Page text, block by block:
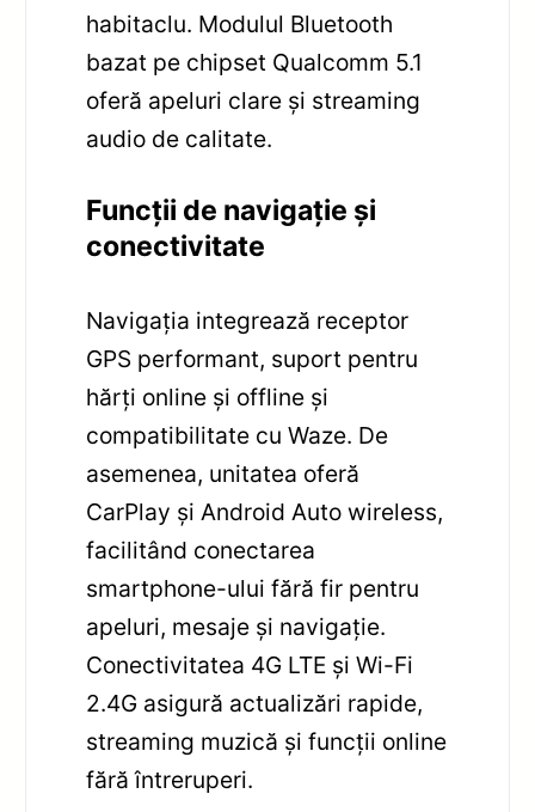
habitaclu. Modulul Bluetooth
bazat pe chipset Qualcomm 5.1
oferă apeluri clare și streaming
audio de calitate.
Funcții de navigație și
conectivitate
Navigația integrează receptor
GPS performant, suport pentru
hărți online și offline și
compatibilitate cu Waze. De
asemenea, unitatea oferă
CarPlay și Android Auto wireless,
facilitând conectarea
smartphone-ului fără fir pentru
apeluri, mesaje și navigație.
Conectivitatea 4G LTE și Wi-Fi
2.4G asigură actualizări rapide,
streaming muzică și funcții online
fără întreruperi.